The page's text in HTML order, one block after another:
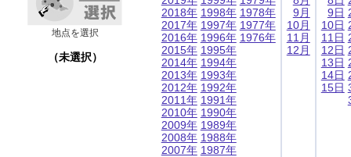
地点を選択
（未選択）
2018年
2017年
2016年
2015年
2014年
2013年
2012年
2011年
2010年
2009年
2008年
2007年
1998年
1997年
1996年
1995年
1994年
1993年
1992年
1991年
1990年
1989年
1988年
1987年
1978年
1977年
1976年
9月
10月
11月
12月
9日
10日
11日
12日
13日
14日
15日